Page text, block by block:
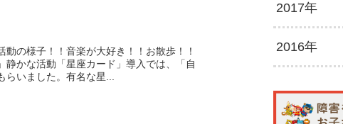
の様子！！音楽が大好き！！お散歩！！
かな活動「星座カード」導入では、「自
らいました。有名な星...
2025年5月
2025年4月
2024年6月
2024年5月
2023年7月
2023年6月
2022年8月
2022年7月
2021年9月
2021年8月
2020年10月
2020年9月
2019年11月
2019年10月
2018年12月
2018年11月
2017年
2017年12月
2016年